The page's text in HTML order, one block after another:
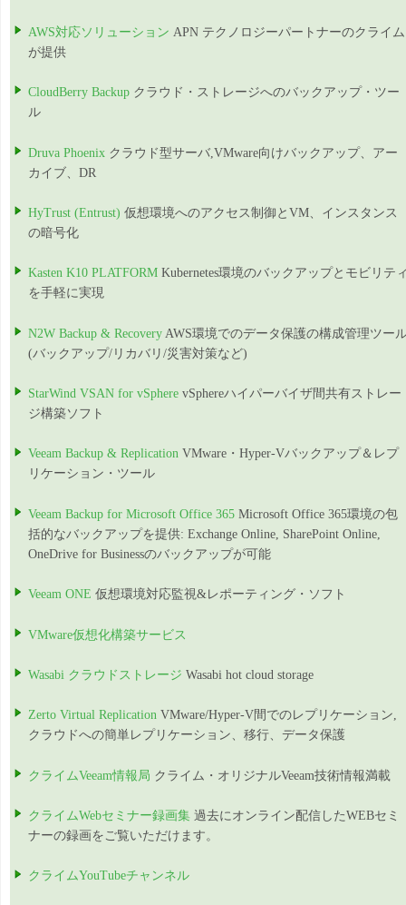
AWS対応ソリューション APN テクノロジーパートナーのクライム
が提供
CloudBerry Backup クラウド・ストレージへのバックアップ・ツー
ル
Druva Phoenix クラウド型サーバ,VMware向けバックアップ、アー
カイブ、DR
HyTrust (Entrust) 仮想環境へのアクセス制御とVM、インスタンス
の暗号化
Kasten K10 PLATFORM Kubernetes環境のバックアップとモビリテ
を手軽に実現
N2W Backup & Recovery AWS環境でのデータ保護の構成管理ツー
(バックアップ/リカバリ/災害対策など)
StarWind VSAN for vSphere vSphereハイパーバイザ間共有ストレー
ジ構築ソフト
Veeam Backup & Replication VMware・Hyper-Vバックアップ＆レプ
リケーション・ツール
Veeam Backup for Microsoft Office 365 Microsoft Office 365環境の包
括的なバックアップを提供: Exchange Online, SharePoint Online,
OneDrive for Businessのバックアップが可能
Veeam ONE 仮想環境対応監視&レポーティング・ソフト
VMware仮想化構築サービス
Wasabi クラウドストレージ Wasabi hot cloud storage
Zerto Virtual Replication VMware/Hyper-V間でのレプリケーション,
クラウドへの簡単レプリケーション、移行、データ保護
クライムVeeam情報局 クライム・オリジナルVeeam技術情報満載
クライムWebセミナー録画集 過去にオンライン配信したWEBセミ
ナーの録画をご覧いただけます。
クライムYouTubeチャンネル